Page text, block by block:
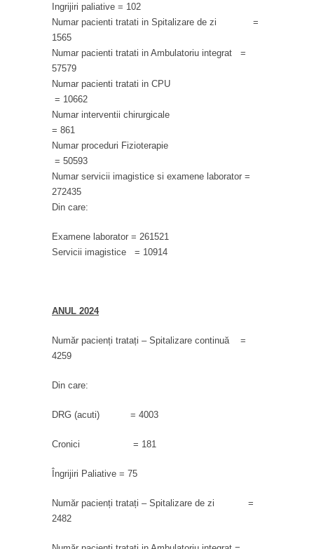
Ingrijiri paliative = 102
Numar pacienti tratati in Spitalizare de zi =
1565
Numar pacienti tratati in Ambulatoriu integrat =
57579
Numar pacienti tratati in CPU
= 10662
Numar interventii chirurgicale
= 861
Numar proceduri Fizioterapie
= 50593
Numar servicii imagistice si examene laborator =
272435
Din care:
Examene laborator = 261521
Servicii imagistice = 10914
ANUL 2024
Număr pacienți tratați – Spitalizare continuă =
4259
Din care:
DRG (acuti) = 4003
Cronici = 181
Îngrijiri Paliative = 75
Număr pacienți tratați – Spitalizare de zi =
2482